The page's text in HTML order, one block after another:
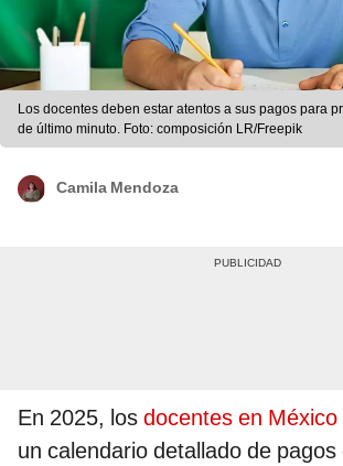
Los docentes deben estar atentos a sus pagos para
de último minuto. Foto: composición LR/Freepik
Camila Mendoza
En 2025, los docentes en México
un calendario detallado de pagos